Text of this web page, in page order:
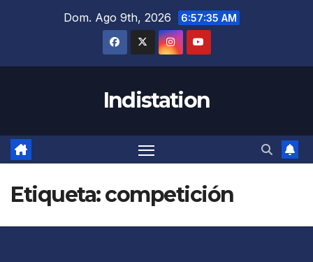
Dom. Ago 9th, 2026 6:57:35 AM
Indistation
Etiqueta:competición